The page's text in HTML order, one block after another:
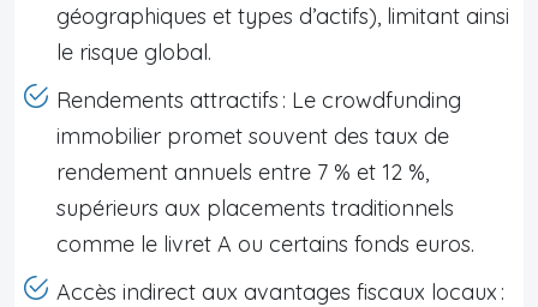
géographiques et types d’actifs), limitant ainsi
le risque global.
Rendements attractifs : Le crowdfunding
immobilier promet souvent des taux de
rendement annuels entre 7 % et 12 %,
supérieurs aux placements traditionnels
comme le livret A ou certains fonds euros.
Accès indirect aux avantages fiscaux locaux :